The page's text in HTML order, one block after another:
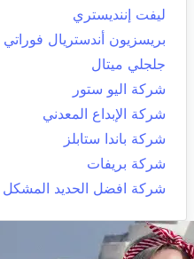
ليفت إننديستري
بريسزيون أندستريال فوراتي
جلجلي ميتال
شركة اليو ستور
شركة الإبداع المعدني
شركة باندا ستابلز
شركة بريفات
شركة افضل الحديد المشكل